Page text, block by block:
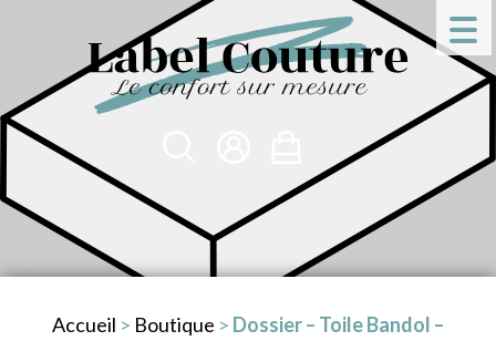
Accueil > Boutique > Dossier – Toile Bandol –